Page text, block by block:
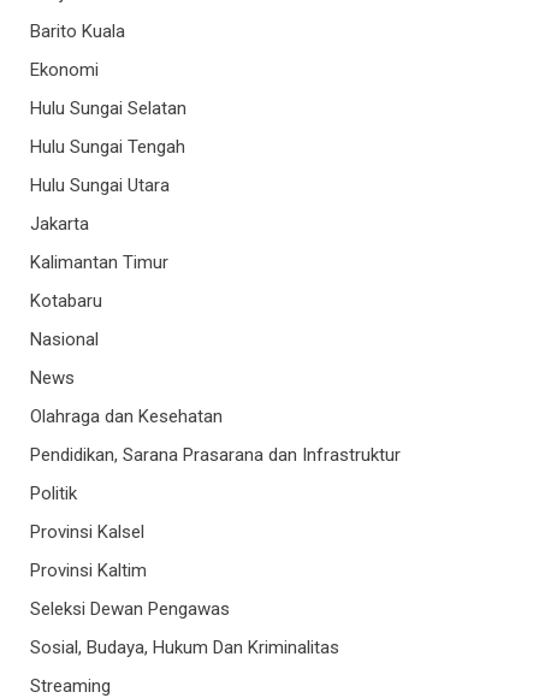
Barito Kuala
Ekonomi
Hulu Sungai Selatan
Hulu Sungai Tengah
Hulu Sungai Utara
Jakarta
Kalimantan Timur
Kotabaru
Nasional
News
Olahraga dan Kesehatan
Pendidikan, Sarana Prasarana dan Infrastruktur
Politik
Provinsi Kalsel
Provinsi Kaltim
Seleksi Dewan Pengawas
Sosial, Budaya, Hukum Dan Kriminalitas
Streaming